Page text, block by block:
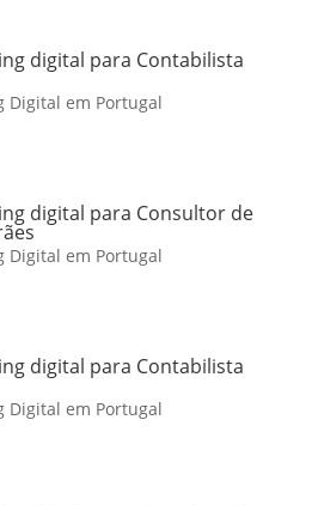
digital para Contabilista
Digital em Portugal
digital para Consultor de
Digital em Portugal
digital para Contabilista
Digital em Portugal